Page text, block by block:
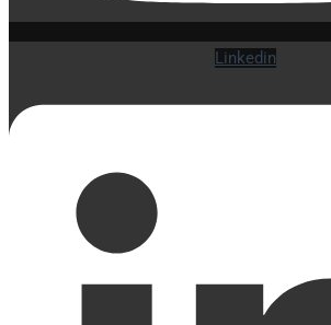
Linkedin